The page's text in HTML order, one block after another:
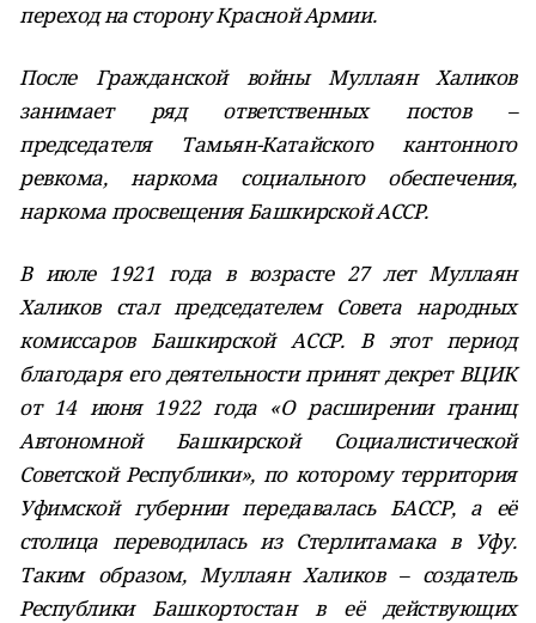
переход на сторону Красной Армии.
После Гражданской войны Муллаян Халиков
занимает ряд ответственных постов –
председателя Тамьян-Катайского кантонного
ревкома, наркома социального обеспечения,
наркома просвещения Башкирской АССР.
В июле 1921 года в возрасте 27 лет Муллаян
Халиков стал председателем Совета народных
комиссаров Башкирской АССР. В этот период
благодаря его деятельности принят декрет ВЦИК
от 14 июня 1922 года «О расширении границ
Автономной Башкирской Социалистической
Советской Республики», по которому территория
Уфимской губернии передавалась БАССР, а её
столица переводилась из Стерлитамака в Уфу.
Таким образом, Муллаян Халиков – создатель
Республики Башкортостан в её действующих